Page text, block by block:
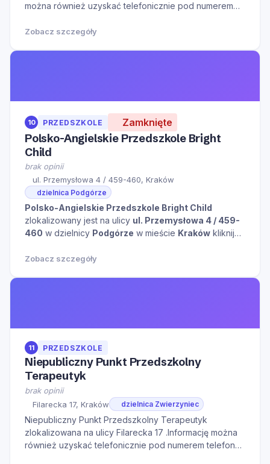
można również uzyskać telefonicznie pod numerem
kontaktu w godzinach otwarcia oraz na Naszą stronę
Zobacz szczegóły
10 PRZEDSZKOLE Zamknięte
Polsko-Angielskie Przedszkole Bright
Child
brak opinii
ul. Przemysłowa 4 / 459-460, Kraków
dzielnica Podgórze
Polsko-Angielskie Przedszkole Bright Child
zlokalizowany jest na ulicy ul. Przemysłowa 4 / 459-
460 w dzielnicy Podgórze w mieście Kraków kliknij
Zobacz szczegóły
11 PRZEDSZKOLE
Niepubliczny Punkt Przedszkolny
Terapeutyk
brak opinii
Filarecka 17, Kraków
dzielnica Zwierzyniec
Niepubliczny Punkt Przedszkolny Terapeutyk
zlokalizowana na ulicy Filarecka 17 .Informację można
również uzyskać telefonicznie pod numerem telefonu